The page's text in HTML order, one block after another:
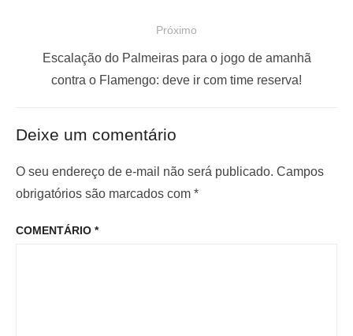
o
e
P
o
i
o
:
Próximo
m
o
o
Escalação do Palmeiras para o jogo de amanhã
contra o Flamengo: deve ir com time reserva!
Deixe um comentário
O seu endereço de e-mail não será publicado. Campos
obrigatórios são marcados com *
COMENTÁRIO *